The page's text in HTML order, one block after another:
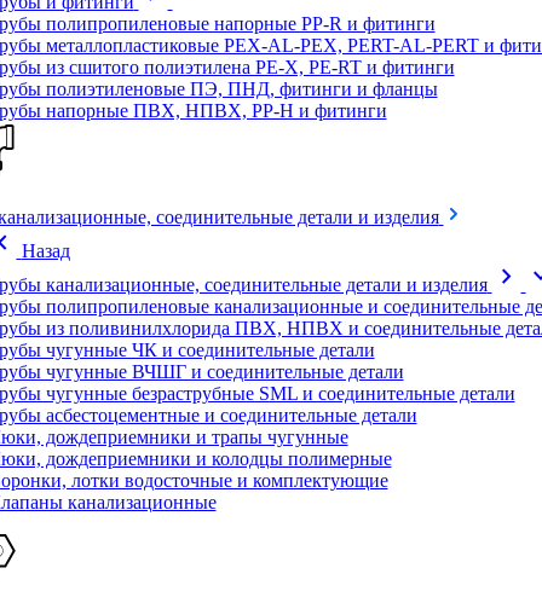
полипропиленовые напорные PP-R и фитинги
металлопластиковые PEX-AL-PEX, PERT-AL-PERT и
из сшитого полиэтилена PE-X, PE-RT и фитинги
полиэтиленовые ПЭ, ПНД, фитинги и фланцы
напорные ПВХ, НПВХ, PP-H и фитинги
соединительные детали и изделия
Назад
канализационные, соединительные детали и изделия
chevron_right
полипропиленовые канализационные и соединительные
из поливинилхлорида ПВХ, НПВХ и соединительные
чугунные ЧК и соединительные детали
чугунные ВЧШГ и соединительные детали
чугунные безраструбные SML и соединительные детали
асбестоцементные и соединительные детали
дождеприемники и трапы чугунные
дождеприемники и колодцы полимерные
лотки водосточные и комплектующие
канализационные